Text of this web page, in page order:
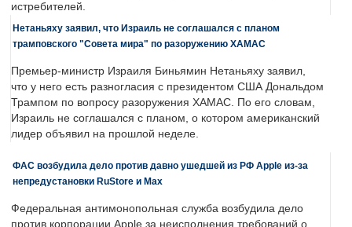
истребителей.
Нетаньяху заявил, что Израиль не соглашался с планом
трамповского "Совета мира" по разоружению ХАМАС
Премьер-министр Израиля Биньямин Нетаньяху заявил,
что у него есть разногласия с президентом США Дональдом
Трампом по вопросу разоружения ХАМАС. По его словам,
Израиль не соглашался с планом, о котором американский
лидер объявил на прошлой неделе.
ФАС возбудила дело против давно ушедшей из РФ Apple из-за
непредустановки RuStore и Max
Федеральная антимонопольная служба возбудила дело
против корпорации Apple за неисполнения требований о